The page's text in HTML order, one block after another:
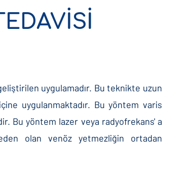
uygulamadır. Bu teknikte uzun
uygulanmaktadır. Bu yöntem varis
Bu yöntem lazer veya radyofrekans' a
olan venöz yetmezliğin ortadan